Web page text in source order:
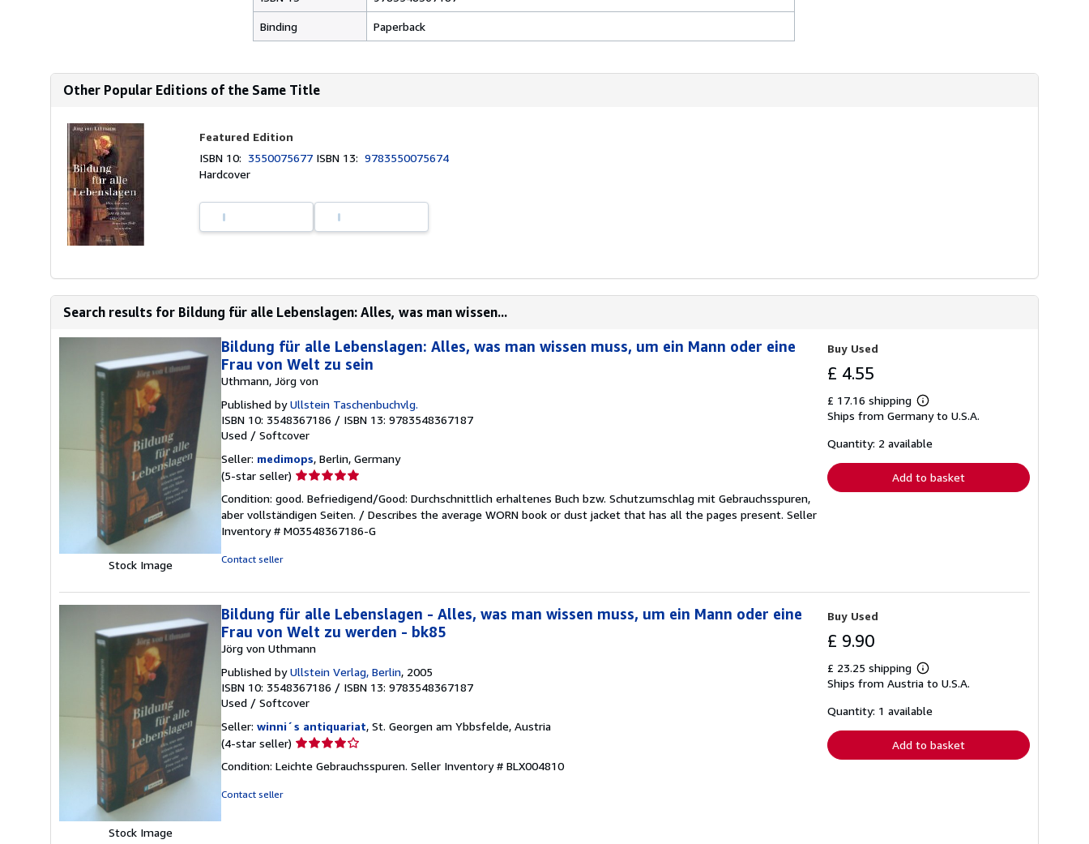
Binding Paperback
Other Popular Editions of the Same Title
Featured Edition
ISBN 10: 3550075677 ISBN 13:9783550075674
Hardcover
Search results for Bildung für alle Lebenslagen: Alles, was man wissen...
Stock Image
Bildung für alle Lebenslagen: Alles, was man wissen muss, um ein Mann oder eine
Frau von Welt zu sein
Uthmann, Jörg von
Published byUllstein Taschenbuchvlg.
ISBN 10: 3548367186 / ISBN 13: 9783548367187
Used / Softcover
Seller: medimops, Berlin, Germany
(5-star seller) Seller
5
out
of
Condition: good. Befriedigend/Good: Durchschnittlich erhaltenes Buch bzw. Schutzumschlag mit Gebrauchsspuren,
aber vollständigen Seiten. / Describes the average WORN book or dust jacket that has all the pages present. Seller
Inventory # M03548367186-G
Contact seller
Buy Used
£ 4.55
£ 17.16 shipping
Learn
more
shipping
Ships from Germany to U.S.A.
Quantity: 2 available
Add to basket
Stock Image
Bildung für alle Lebenslagen - Alles, was man wissen muss, um ein Mann oder eine
Frau von Welt zu werden - bk85
Jörg von Uthmann
Published byUllstein Verlag, Berlin, 2005
ISBN 10: 3548367186 / ISBN 13: 9783548367187
Used / Softcover
Seller: winni´s antiquariat, St. Georgen am Ybbsfelde, Austria
(4-star seller) Seller
4
Condition: Leichte Gebrauchsspuren. Seller Inventory # BLX004810
Contact seller
Buy Used
£ 9.90
£ 23.25 shipping
Learn
more
shipping
Ships from Austria to U.S.A.
Quantity: 1 available
Add to basket